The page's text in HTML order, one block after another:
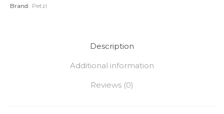
Brand: Petzl
Description
Additional information
Reviews (0)